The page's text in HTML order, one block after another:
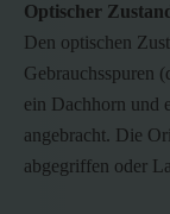
Optischer
Den optischen
Gebrauchsspuren
ein Dachhorn und
angebracht. Die
abgegriffen oder